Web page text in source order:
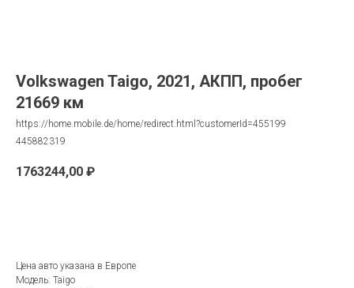
Volkswagen Taigo, 2021, АКПП, пробег
21669 км
https://home.mobile.de/home/redirect.html?customerId=455199
445882319
1763244,00 ₽
Цена авто указана в Европе
Модель: Taigo